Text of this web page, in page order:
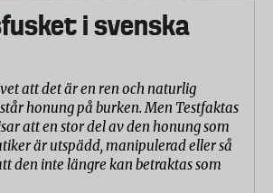
i svenska
att det är en ren och naturlig
honung på burken. Men Testfaktas
att en stor del av den honung som
är utspädd, manipulerad eller så
den inte längre kan betraktas som